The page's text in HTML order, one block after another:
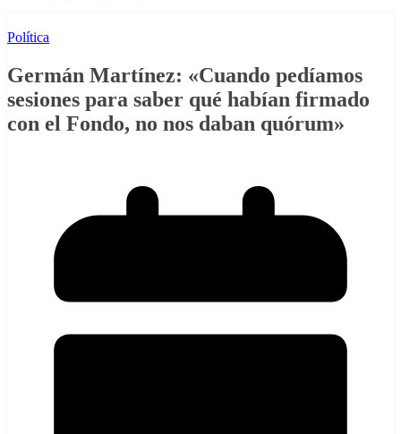
Política
Germán Martínez: «Cuando pedíamos
sesiones para saber qué habían firmado
con el Fondo, no nos daban quórum»